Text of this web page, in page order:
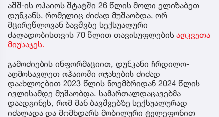
აშშ-ის ოჰაიოს შტატში 26 წლის მოლი ელიზაბეთ
დუნკანს, რომელიც ძიძად მუშაობდა, ორ
მცირეწლოვან ბავშვზე სექსუალური
ძალადობისთვის 70 წლით თავისუფლების აღკვეთა
მიუსაჯეს.
გამოძიების ინფორმაციით, დუნკანი ჩრდილო-
აღმოსავლეთ ოჰაიოში ოჯახების ძიძად
დაახლოებით 2023 წლის ნოემბრიდან 2024 წლის
ივლისამდე მუშაობდა. სამართალდაცავებმა
დაადგინეს, რომ მან ბავშვებზე სექსუალურად
იძალადა და მომხდარს მობილური ტელეფონით